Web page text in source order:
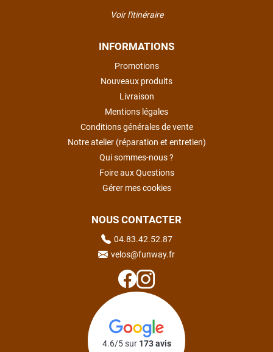
Voir l'itinéraire
INFORMATIONS
Promotions
Nouveaux produits
Livraison
Mentions légales
Conditions générales de vente
Notre atelier (réparation et entretien)
Qui sommes-nous ?
Foire aux Questions
Gérer mes cookies
NOUS CONTACTER
04.83.42.52.87
velos@funway.fr
4.6/5 sur 173 avis